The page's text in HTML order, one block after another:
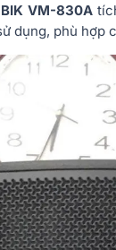
BIK VM-830A
dụng, phù hợp